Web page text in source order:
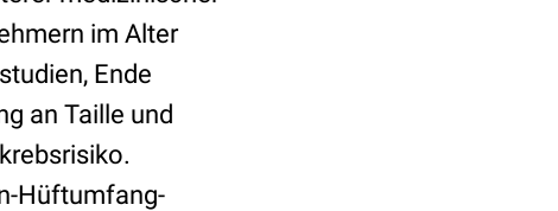
im Alter
Ende
an Taille und
Hüftumfang-